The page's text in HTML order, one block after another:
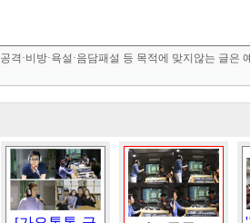
격·비방·욕설·음담패설 등 목적에 맞지않는 글은